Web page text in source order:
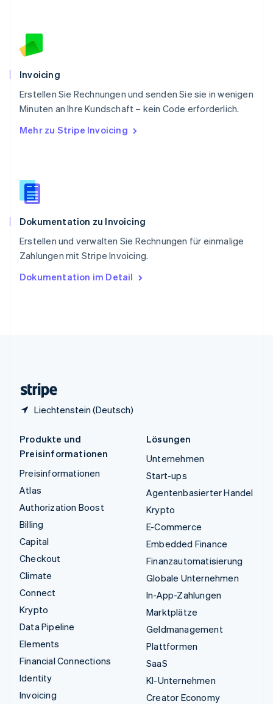
Invoicing
Erstellen Sie Rechnungen und senden Sie sie in wenigen
Minuten an Ihre Kundschaft – kein Code erforderlich.
Mehr zu Stripe Invoicing
Dokumentation zu Invoicing
Erstellen und verwalten Sie Rechnungen für einmalige
Zahlungen mit Stripe Invoicing.
Dokumentation im Detail
Liechtenstein (Deutsch)
Schweden
Schweiz
Singapur
English简体中文
Slowakei
Slowenien
English
Spanien
Thailand
Tschechische Republik
English
English
Produkte und
Preisinformationen
Preisinformationen
Atlas
Authorization Boost
Billing
Capital
Checkout
Climate
Connect
Krypto
Data Pipeline
Elements
Financial Connections
Identity
Invoicing
Lösungen
Unternehmen
Start-ups
Agentenbasierter Handel
Krypto
E-Commerce
Embedded Finance
Finanzautomatisierung
Globale Unternehmen
In-App-Zahlungen
Marktplätze
Geldmanagement
Plattformen
SaaS
KI-Unternehmen
Creator Economy